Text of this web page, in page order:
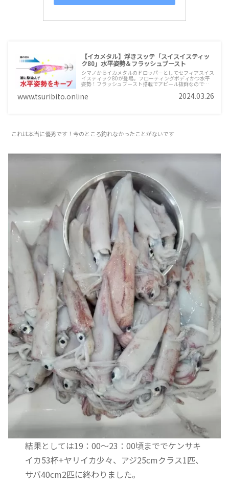
【イカメタル】浮きスッテ「スイスイスティッ
ク80」水平姿勢＆フラッシュブースト
シマノからイカメタルのドロッパーとしてセフィアスイス
イスティック80が登場。フローティングボディかつ水平
姿勢！フラッシュブースト搭載でアピール抜群なので浮い
80mで約2.5号の大きさもちょうど良いサイズ。水をしっ
かりと捉えるのでラインが張りアタリがとりやすいのも特
www.tsuribito.online 2024.03.26
これは本当に優秀です！今のところ釣れなかったことがないです
結果としては19：00～23：00頃まででケンサキ
イカ53杯+ヤリイカ少々、アジ25cmクラス1匹、
サバ40cm2匹に終わりました。